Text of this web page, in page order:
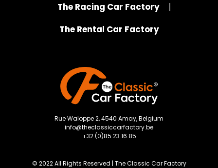
The Racing Car Factory
The Rental Car Factory
Rue Waloppe 2, 4540 Amay, Belgium
info@theclassiccarfactory.be
+32.(0)85.23.16.85
© 2022 All Rights Reserved | The Classic Car Factory